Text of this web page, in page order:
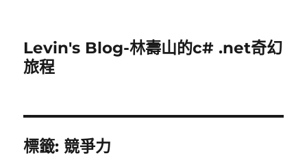
Levin's Blog-林壽山的c# .net奇幻
旅程
標籤: 競爭力